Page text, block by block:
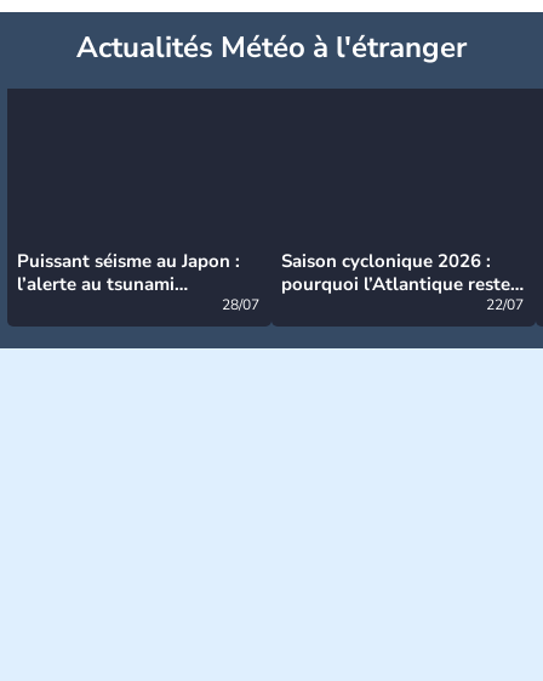
Actualités Météo à l'étranger
Puissant séisme au Japon :
l’alerte au tsunami
28/07
Saison cyclonique 2026 :
pourquoi l’Atlantique reste
22/07